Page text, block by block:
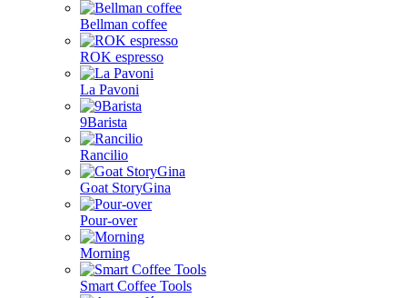
Bellman coffee
ROK espresso
La Pavoni
9Barista
Rancilio
Goat StoryGina
Pour-over
Morning
Smart Coffee Tools